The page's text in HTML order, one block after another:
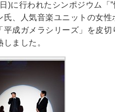
)に行われたシンポジウム「
氏、人気音楽ユニットの女
平成ガメラシリーズ」を皮
ました。